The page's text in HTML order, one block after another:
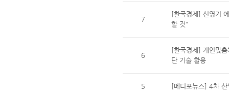
7
[한국경제] 신영기
할 것"
6
[한국경제] 개인맞
단 기술 활용
5 [메디포뉴스] 4차 산